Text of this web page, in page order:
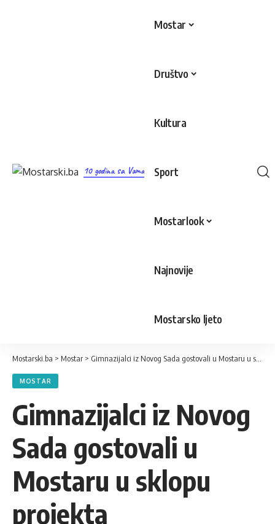
10 godina sa Vama
Mostar
Društvo
Kultura
Sport
Mostarlook
Najnovije
Mostarsko ljeto
Mostarski.ba > Mostar > Gimnazijalci iz Novog Sada gostovali u Mostaru u sklopu projekta “Superschool”
MOSTAR
Gimnazijalci iz Novog
Sada gostovali u
Mostaru u sklopu
projekta